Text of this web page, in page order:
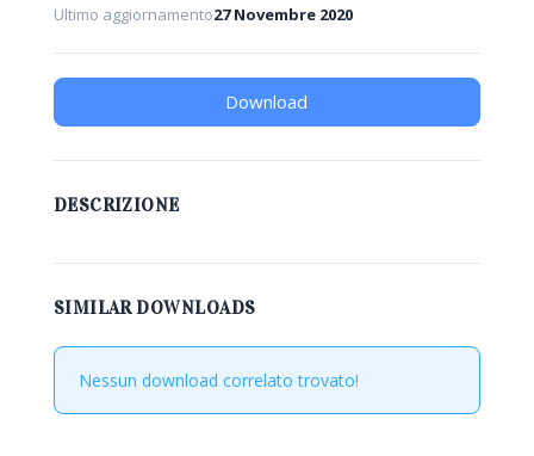
Ultimo aggiornamento27 Novembre 2020
Download
DESCRIZIONE
SIMILAR DOWNLOADS
Nessun download correlato trovato!